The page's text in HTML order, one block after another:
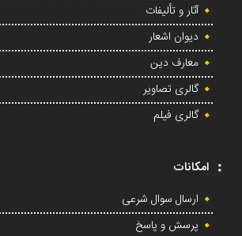
آثار و تألیفات
دیوان اشعار
معارف دین
گالری تصاویر
گالری فیلم
امکانات
ارسال سوال شرعی
پرسش و پاسخ